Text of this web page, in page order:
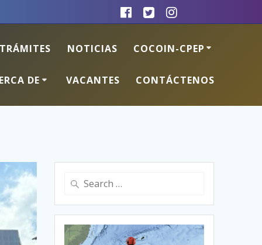
TRÁMITES NOTICIAS COCOIN-CPEP
DE VACANTES CONTÁCTENOS
Search